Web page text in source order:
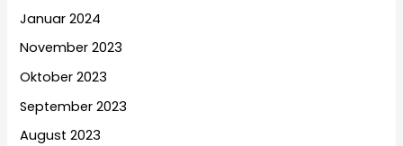
Januar 2024
November 2023
Oktober 2023
September 2023
August 2023